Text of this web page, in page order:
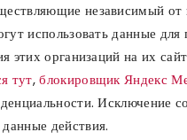
независимый
использовать данные
организаций на их
тут,блокировщик Яндекс
Исключение
действия.